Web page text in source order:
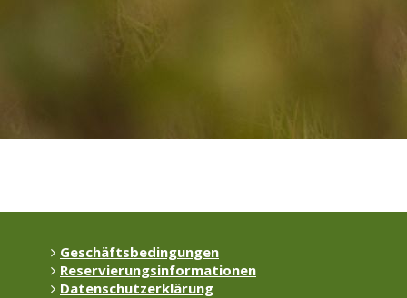
Geschäftsbedingungen
Reservierungsinformationen
Datenschutzerklärung